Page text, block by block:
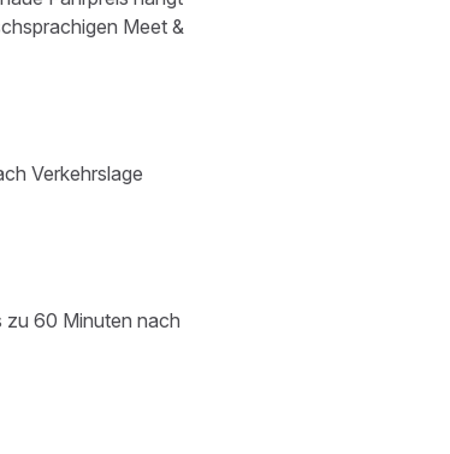
Meet &
Verkehrslage
zu 60 Minuten nach